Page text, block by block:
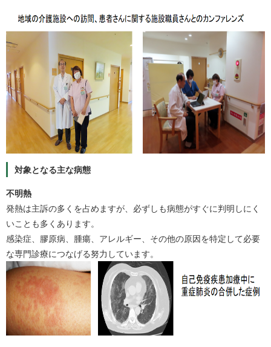
対象となる主な病態
不明熱
発熱は主訴の多くを占めますが、必ずしも病態がすぐに判明しにく
いことも多くあります。
感染症、膠原病、腫瘍、アレルギー、その他の原因を特定して必要
な専門診療につなげる努力しています。